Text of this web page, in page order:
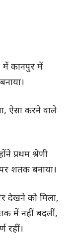
में कानपुर में
ऐसा करने वाले
प्रथम श्रेणी
शतक बनाया।
देखने को मिला,
में नहीं बदलीं,
रहीं।